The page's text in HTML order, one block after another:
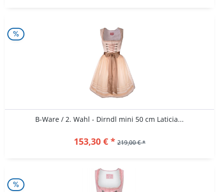
B-Ware / 2. Wahl - Dirndl mini 50 cm Laticia...
153,30 € * 219,00 € *